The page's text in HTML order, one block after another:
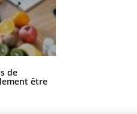
de
être